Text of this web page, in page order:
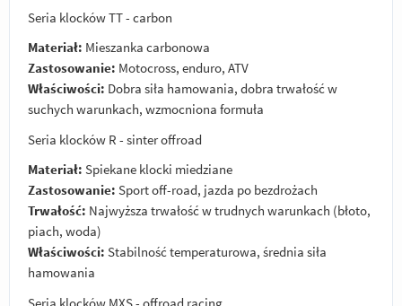
Seria klocków TT - carbon
Materiał: Mieszanka carbonowa
Zastosowanie: Motocross, enduro, ATV
Właściwości: Dobra siła hamowania, dobra trwałość w
suchych warunkach, wzmocniona formuła
Seria klocków R - sinter offroad
Materiał: Spiekane klocki miedziane
Zastosowanie: Sport off-road, jazda po bezdrożach
Trwałość: Najwyższa trwałość w trudnych warunkach (błoto,
piach, woda)
Właściwości: Stabilność temperaturowa, średnia siła
hamowania